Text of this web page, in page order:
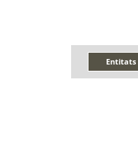
Entitats